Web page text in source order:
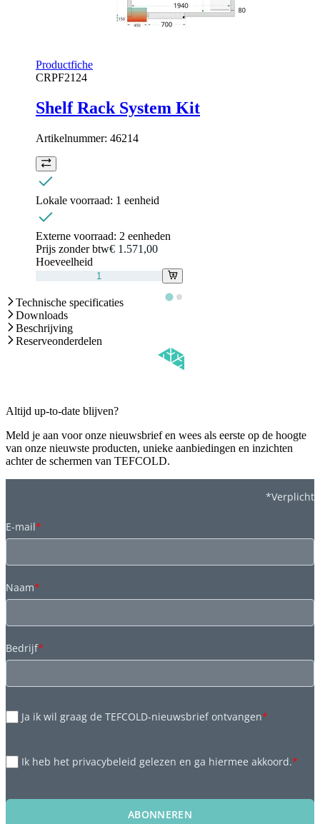
Productfiche
CRPF2124
Shelf Rack System Kit
Artikelnummer: 46214
Lokale voorraad: 1 eenheid
Externe voorraad: 2 eenheden
Prijs zonder btw€ 1.571,00
Hoeveelheid
Technische specificaties
Downloads
Beschrijving
Reserveonderdelen
Altijd up-to-date blijven?
Meld je aan voor onze nieuwsbrief en wees als eerste op de hoogte
van onze nieuwste producten, unieke aanbiedingen en inzichten
achter de schermen van TEFCOLD.
*Verplicht
E-mail*
Naam*
Bedrijf*
Ja ik wil graag de TEFCOLD-nieuwsbrief ontvangen*
Ik heb het privacybeleid gelezen en ga hiermee akkoord.*
ABONNEREN